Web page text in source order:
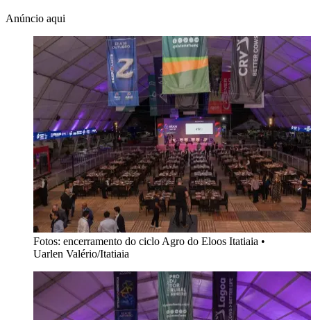
Anúncio aqui
Fotos: encerramento do ciclo Agro do Eloos Itatiaia •
Uarlen Valério/Itatiaia